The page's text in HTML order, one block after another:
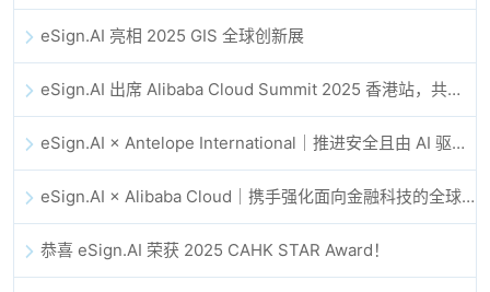
eSign.AI 亮相 2025 GIS 全球创新展
eSign.AI 出席 Alibaba Cloud Summit 2025 香港站，共同探讨 AI 驱动的云创新与数字信任未来
eSign.AI × Antelope International｜推进安全且由 AI 驱动的数字化工作流
eSign.AI × Alibaba Cloud｜携手强化面向金融科技的全球数字信任
恭喜 eSign.AI 荣获 2025 CAHK STAR Award！